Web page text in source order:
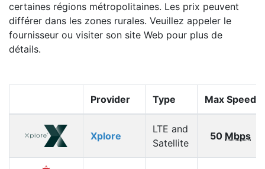
certaines régions métropolitaines. Les prix peuvent
différer dans les zones rurales. Veuillez appeler le
fournisseur ou visiter son site Web pour plus de
détails.
Provider Type Max Speed
Xplore
LTE and
Satellite
50 Mbps